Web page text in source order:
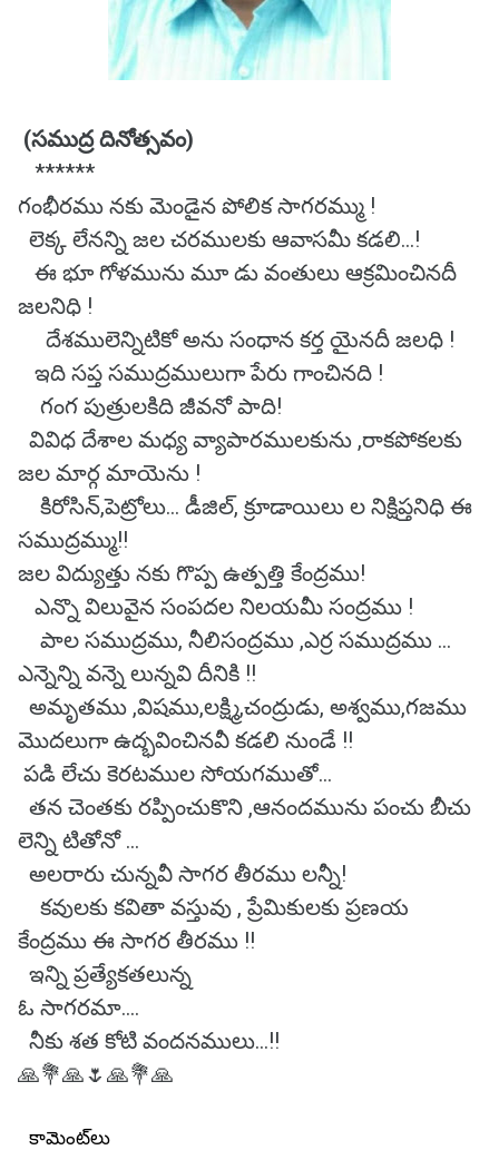
(సముద్ర దినోత్సవం)
******
గంభీరము నకు మెండైన పోలిక సాగరమ్ము !
లెక్క లేనన్ని జల చరములకు ఆవాసమీ కడలి...!
ఈ భూ గోళమును మూ డు వంతులు ఆక్రమించినదీ
జలనిధి !
దేశములెన్నిటికో అను సంధాన కర్త యైనదీ జలధి !
ఇది సప్త సముద్రములుగా పేరు గాంచినది !
గంగ పుత్రులకిది జీవనో పాది!
వివిధ దేశాల మధ్య వ్యాపారములకును ,రాకపోకలకు
జల మార్గ మాయెను !
కిరోసిన్,పెట్రోలు... డీజిల్, క్రూడాయిలు ల నిక్షిప్తనిధి ఈ
సముద్రమ్ము!!
జల విద్యుత్తు నకు గొప్ప ఉత్పత్తి కేంద్రము!
ఎన్నొ విలువైన సంపదల నిలయమీ సంద్రము !
పాల సముద్రము, నీలిసంద్రము ,ఎర్ర సముద్రము ...
ఎన్నెన్ని వన్నె లున్నవి దీనికి !!
అమృతము ,విషము,లక్ష్మి,చంద్రుడు, అశ్వము,గజము
మొదలుగా ఉద్భవించినవీ కడలి నుండే !!
పడి లేచు కెరటముల సోయగముతో...
తన చెంతకు రప్పించుకొని ,ఆనందమును పంచు బీచు
లెన్ని టితోనో ...
అలరారు చున్నవీ సాగర తీరము లన్నీ!
కవులకు కవితా వస్తువు , ప్రేమికులకు ప్రణయ
కేంద్రము ఈ సాగర తీరము !!
ఇన్ని ప్రత్యేకతలున్న
ఓ సాగరమా....
నీకు శత కోటి వందనములు...!!
🙏💐🙏🌷🙏💐🙏
కామెంట్‌లు